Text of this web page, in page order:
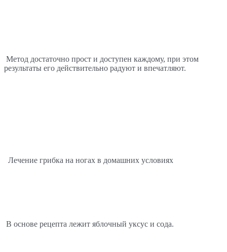
Метод достаточно прост и доступен каждому, при этом
результаты его действительно радуют и впечатляют.
Лечение грибка на ногах в домашних условиях
В основе рецепта лежит яблочный уксус и сода.